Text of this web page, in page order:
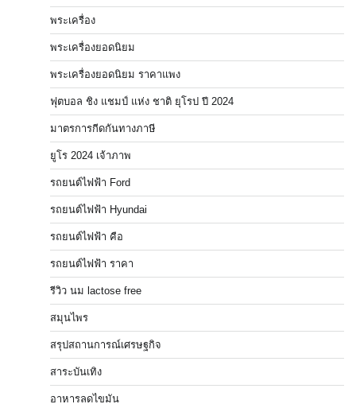
พระเครื่อง
พระเครื่องยอดนิยม
พระเครื่องยอดนิยม ราคาแพง
ฟุตบอล ชิง แชมป์ แห่ง ชาติ ยุโรป ปี 2024
มาตรการกีดกันทางภาษี
ยูโร 2024 เจ้าภาพ
รถยนต์ไฟฟ้า Ford
รถยนต์ไฟฟ้า Hyundai
รถยนต์ไฟฟ้า คือ
รถยนต์ไฟฟ้า ราคา
รีวิว นม lactose free
สมุนไพร
สรุปสถานการณ์เศรษฐกิจ
สาระบันเทิง
อาหารลดไขมัน